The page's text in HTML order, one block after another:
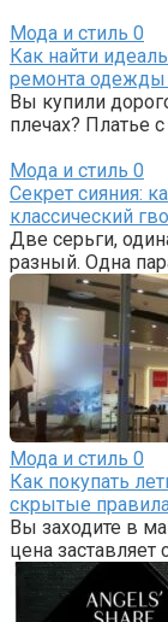
Мода и стиль 0
Как найти
ремонта одежды
Вы купили
плечах? Платье
Мода и стиль 0
Секрет сияния:
классический
Две серьги,
разный. Одна
Мода и стиль 0
Как покупать
скрытые
Вы заходите в
цена заставляет